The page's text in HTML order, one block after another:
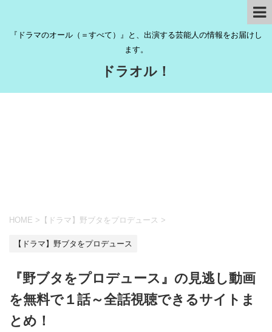
『ドラマのオール（＝すべて）』と、出演する芸能人の情報をお届けし
ます。
ドラオル！
HOME > 【ドラマ】野ブタをプロデュース >
【ドラマ】野ブタをプロデュース
『野ブタをプロデュース』の見逃し動画
を無料で１話～全話視聴できるサイトま
とめ！